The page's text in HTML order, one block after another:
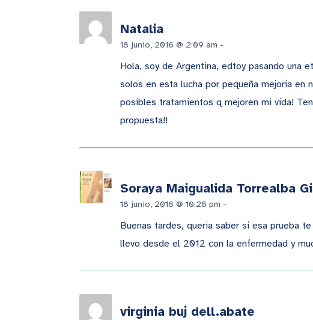
Natalia
18 junio, 2016 @ 2:09 am -
Hola, soy de Argentina, edtoy pasando una
solos en esta lucha por pequeña mejoria en
posibles tratamientos q mejoren mi vida!
propuesta!!
Soraya Maigualida Torrealba
18 junio, 2016 @ 10:26 pm -
Buenas tardes, queria saber si esa prueba
llevo desde el 2012 con la enfermedad y
virginia buj dell.abate